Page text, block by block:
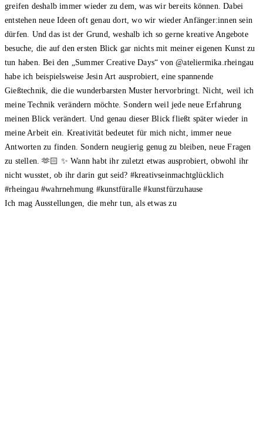
Ich mag Ausstellungen, die mehr tun, als etwas zu